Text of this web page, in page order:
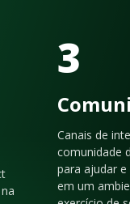
3
Canais de
comunidade
para ajudar
em um